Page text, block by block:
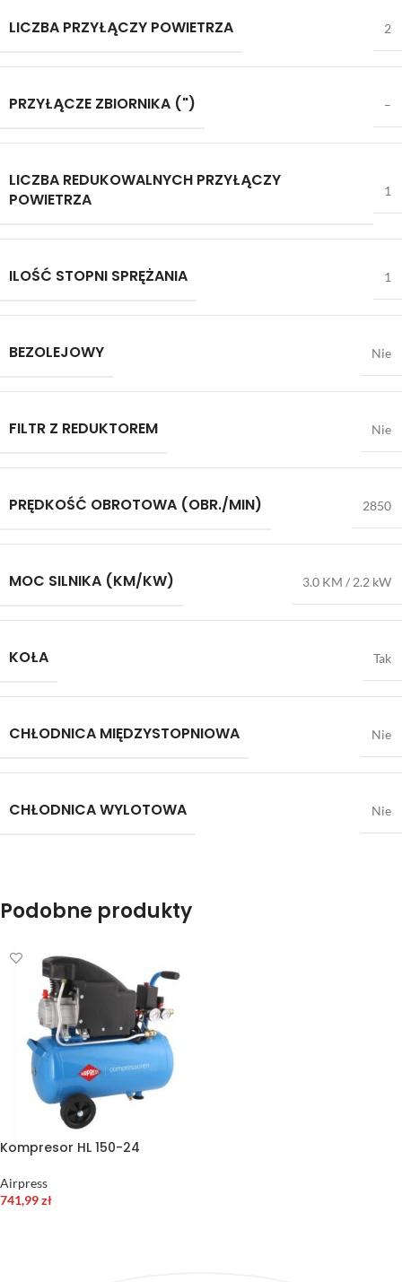
LICZBA PRZYŁĄCZY POWIETRZA 2
PRZYŁĄCZE ZBIORNIKA (") –
LICZBA REDUKOWALNYCH PRZYŁĄCZY
POWIETRZA
1
ILOŚĆ STOPNI SPRĘŻANIA 1
BEZOLEJOWY Nie
FILTR Z REDUKTOREM Nie
PRĘDKOŚĆ OBROTOWA (OBR./MIN) 2850
MOC SILNIKA (KM/KW) 3.0 KM / 2.2 kW
KOŁA Tak
CHŁODNICA MIĘDZYSTOPNIOWA Nie
CHŁODNICA WYLOTOWA Nie
Podobne produkty
Kompresor HL 150-24
Airpress
741,99zł